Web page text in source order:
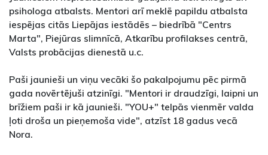
psihologa atbalsts. Mentori arī meklē papildu atbalsta
iespējas citās Liepājas iestādēs – biedrībā "Centrs
Marta", Piejūras slimnīcā, Atkarību profilakses centrā,
Valsts probācijas dienestā u.c.
Paši jaunieši un viņu vecāki šo pakalpojumu pēc pirmā
gada novērtējuši atzinīgi. "Mentori ir draudzīgi, laipni un
brīžiem paši ir kā jaunieši. "YOU+" telpās vienmēr valda
ļoti droša un pieņemoša vide", atzīst 18 gadus vecā
Nora.